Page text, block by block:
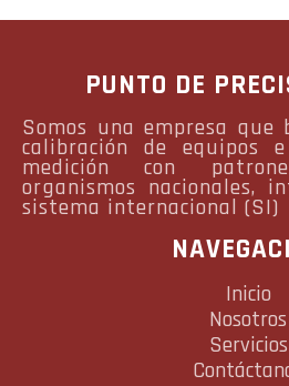
PUNTO DE
Somos una empresa que
calibración de equipos
medición con
organismos nacionales,
sistema internacional (SI)
Inicio
Nosotros
Servicios